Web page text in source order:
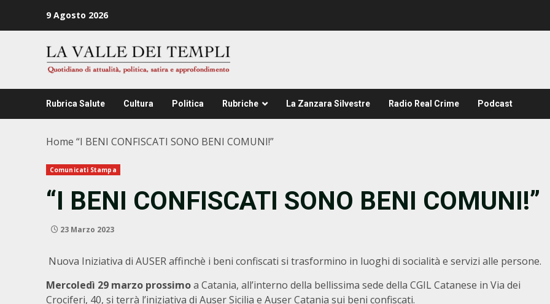
9 Agosto 2026
Rubrica Salute Cultura Politica Rubriche La Zanzara Silvestre Radio Real Crime Podcast
Home “I BENI CONFISCATI SONO BENI COMUNI!”
Comunicati Stampa
“I BENI CONFISCATI SONO BENI COMUNI!”
23 Marzo 2023
Nuova Iniziativa di AUSER affinchè i beni confiscati si trasformino in luoghi di socialità e servizi alle persone.
Mercoledì 29 marzo prossimoa Catania, all’interno della bellissima sede della CGIL Catanese in Via dei
Crociferi, 40, si terrà l’iniziativa di Auser Sicilia e Auser Catania sui beni confiscati.